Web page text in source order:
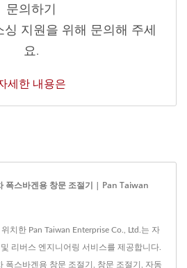
문의하기
지원을 위해 문의해 주세
요.
세한 내용은
폭스바겐용 창문 조절기 | Pan Taiwan
치한 Pan Taiwan Enterprise Co., Ltd.는 자
리버스 엔지니어링 서비스를 제공합니다.
폭스바겐용 창문 조절기, 창문 조절기, 자동